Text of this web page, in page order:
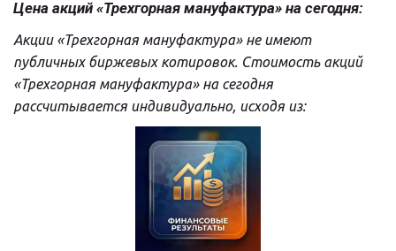
Цена акций «Трехгорная мануфактура» на сегодня:
Акции «Трехгорная мануфактура» не имеют
публичных биржевых котировок. Стоимость акций
«Трехгорная мануфактура» на сегодня
рассчитывается индивидуально, исходя из: